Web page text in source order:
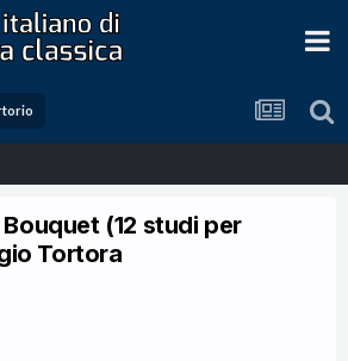
Bouquet (12 studi per
Tortora